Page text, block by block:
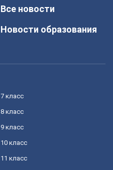
Все новости
Новости образования
7 класс
8 класс
9 класс
10 класс
11 класс